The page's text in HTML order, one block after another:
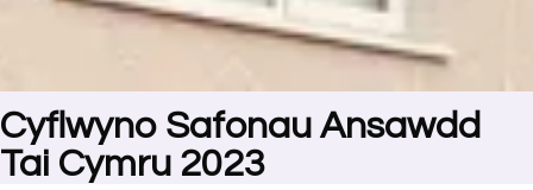
Cyflwyno Safonau Ansawdd
Tai Cymru 2023